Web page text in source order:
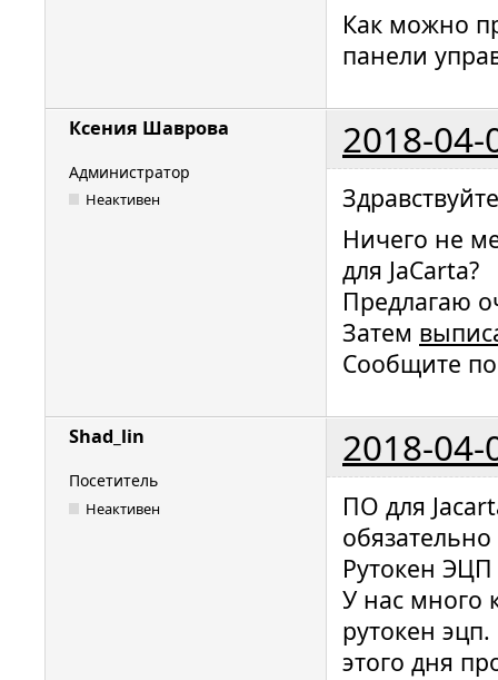
Как можно
панели
Ксения Шаврова 2018-04-
Администратор
Неактивен
Ничего не
для JaCarta?
Предлагаю
Затем
Сообщите
Shad_lin 2018-04-
Посетитель
Неактивен
ПО для
Рутокен ЭЦП
У нас много
рутокен
этого дня